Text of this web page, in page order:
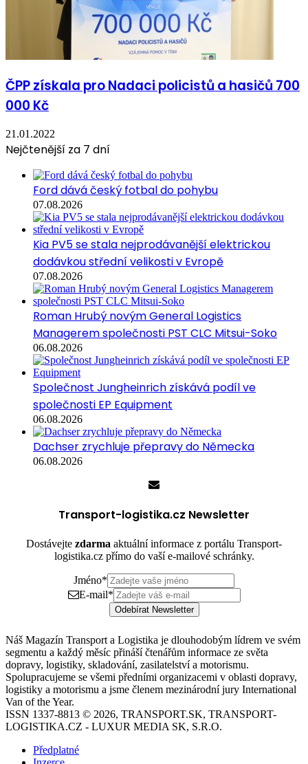
ČPP získala pro Nadaci policistů a hasičů 700
000 Kč
21.01.2022
Nejčtenější za 7 dní
Ford dává český fotbal do pohybu
07.08.2026
Kia PV5 se stala nejprodávanější elektrickou
dodávkou střední velikosti v Evropě
07.08.2026
Roman Hrubý novým General Logistics
Managerem společnosti PST CLC Mitsui-Soko
06.08.2026
Společnost Jungheinrich získává podíl ve
společnosti EP Equipment
06.08.2026
Dachser zrychluje přepravy do Německa
06.08.2026
Transport-logistika.cz Newsletter
Dostávejte zdarma aktuální informace z portálu Transport-
logistika.cz přímo do vaší e-mailové schránky.
Jméno*
E-mail*
Odebírat Newsletter
Náš Magazín Transport a Logistika je dlouhodobým lídrem ve svém
segmentu a každý měsíc přináší čtenářům informace ze světa
dopravy, logistiky, skladování, zasilatelství a motorismu.
Spolupracujeme se všemi předními organizacemi v oblasti dopravy,
logistiky a motorismu a jsme členem mezinárodní jury International
Van of the Year.
ISSN 1337-8813 © 2026, TRANSPORT.SK, TRANSPORT-
LOGISTIKA.CZ - LUXUR MEDIA SK, S.R.O.
Předplatné